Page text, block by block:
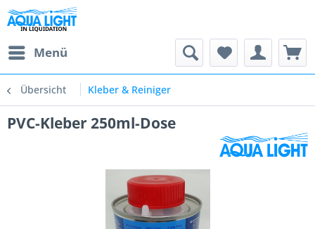
Menü
Übersicht Kleber & Reiniger
PVC-Kleber 250ml-Dose